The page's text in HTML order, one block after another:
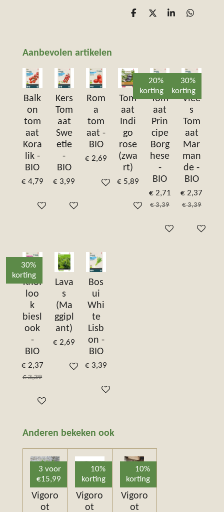
D
D
S
D
Aanbevolen artikelen
Balk
on
tom
aat
Kora
lik -
BIO
€ 4,79
In winkelwagen
Kers
Tom
aat
Swe
etie
-
BIO
€ 3,99
In winkelwagen
Rom
a
tom
aat -
BIO
€ 2,69
In winkelwagen
Tom
aat
Indi
go
rose
(zwa
rt)
€ 5,89
In winkelwagen
20%
korting
Tom
aat
Prin
cipe
Borg
hese
-
BIO
€ 2,71
€ 3,39
In winkelwagen
30%
korting
Vlee
s
Tom
aat
Mar
man
de -
BIO
€ 2,37
€ 3,39
In
30%
korting
Knof
loo
k
biesl
ook
-
BIO
€ 2,37
€ 3,39
In winkelwagen
Lava
s
(Ma
ggipl
ant)
€ 2,69
In winkelwagen
Bos
ui
Whi
te
Lisb
on -
BIO
€ 3,39
In winkelwagen
Anderen bekeken ook
3 voor
€15,99
Vigoro
ot
10%
korting
Vigoro
ot
10%
korting
Vigoro
ot